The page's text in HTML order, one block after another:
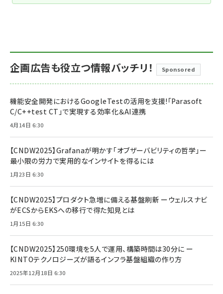
企画広告も役立つ情報バッチリ！ Sponsored
機能安全開発におけるGoogleTestの活用を支援!「Parasoft
C/C++test CT」で実現する効率化＆AI連携
4月14日 6:30
【CNDW2025】Grafanaが明かす「オブザーバビリティの哲学」ー
最小限の労力で実用的なインサイトを得るには
1月23日 6:30
【CNDW2025】プロダクト急増に備える基盤刷新 ーウェルスナビ
がECSからEKSへの移行で得た知見とは
1月15日 6:30
【CNDW2025】250環境を5人で運用、構築時間は30分に ー
KINTOテクノロジーズが語るインフラ基盤組織の作り方
2025年12月18日 6:30